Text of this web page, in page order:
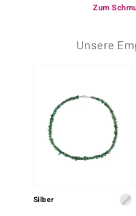
Zum
Unsere
Silber